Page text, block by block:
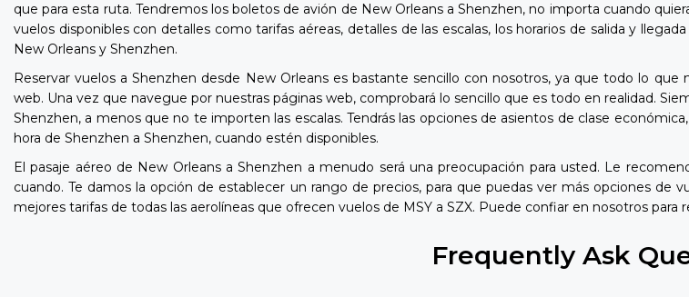
que para esta ruta. Tendremos los boletos de avión de New Orleans a Shenzhen, no importa cuando
vuelos disponibles con detalles como tarifas aéreas, detalles de las escalas, los horarios de salida y
New Orleans y Shenzhen.
Reservar vuelos a Shenzhen desde New Orleans es bastante sencillo con nosotros, ya que todo lo
web. Una vez que navegue por nuestras páginas web, comprobará lo sencillo que es todo en realidad.
Shenzhen, a menos que no te importen las escalas. Tendrás las opciones de asientos de clase
hora de Shenzhen a Shenzhen, cuando estén disponibles.
El pasaje aéreo de New Orleans a Shenzhen a menudo será una preocupación para usted. Le
cuando. Te damos la opción de establecer un rango de precios, para que puedas ver más opciones
mejores tarifas de todas las aerolíneas que ofrecen vuelos de MSY a SZX. Puede confiar en nosotros
Frequently Ask